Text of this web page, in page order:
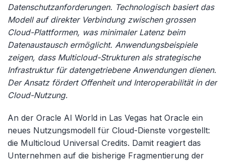
Datenschutzanforderungen. Technologisch basiert das
Modell auf direkter Verbindung zwischen grossen
Cloud-Plattformen, was minimaler Latenz beim
Datenaustausch ermöglicht. Anwendungsbeispiele
zeigen, dass Multicloud-Strukturen als strategische
Infrastruktur für datengetriebene Anwendungen dienen.
Der Ansatz fördert Offenheit und Interoperabilität in der
Cloud-Nutzung.
An der Oracle AI World in Las Vegas hat Oracle ein
neues Nutzungsmodell für Cloud-Dienste vorgestellt:
die Multicloud Universal Credits. Damit reagiert das
Unternehmen auf die bisherige Fragmentierung der